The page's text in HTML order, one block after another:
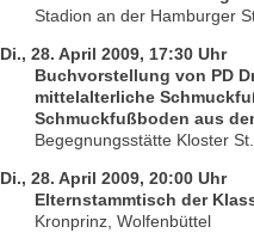
Stadion an der Hamburger
Di., 28. April 2009, 17:30 Uhr
Buchvorstellung von PD
mittelalterliche
Schmuckfußboden aus
Begegnungsstätte Kloster
Di., 28. April 2009, 20:00 Uhr
Elternstammtisch der
Kronprinz, Wolfenbüttel